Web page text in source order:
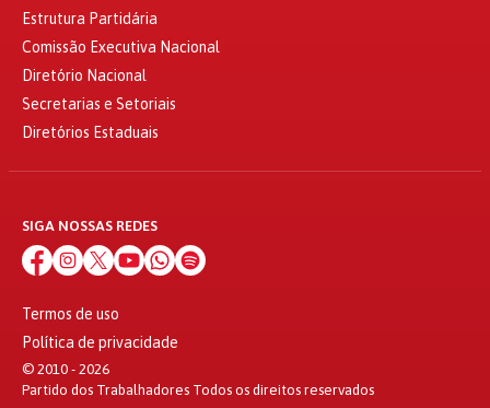
Estrutura Partidária
Comissão Executiva Nacional
Diretório Nacional
Secretarias e Setoriais
Diretórios Estaduais
SIGA NOSSAS REDES
Termos de uso
Política de privacidade
© 2010 - 2026
Partido dos Trabalhadores Todos os direitos reservados